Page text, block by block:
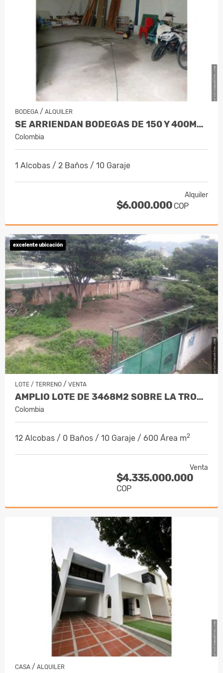
BODEGA / ALQUILER
SE ARRIENDAN BODEGAS DE 150 Y 400M2, T…
Colombia
1 Alcobas / 2 Baños / 10 Garaje
Alquiler
$6.000.000 COP
excelente ubicación
LOTE / TERRENO / VENTA
AMPLIO LOTE DE 3468M2 SOBRE LA TRONCAL…
Colombia
12 Alcobas / 0 Baños / 10 Garaje / 600 Área m2
Venta
$4.335.000.000
COP
CASA / ALQUILER